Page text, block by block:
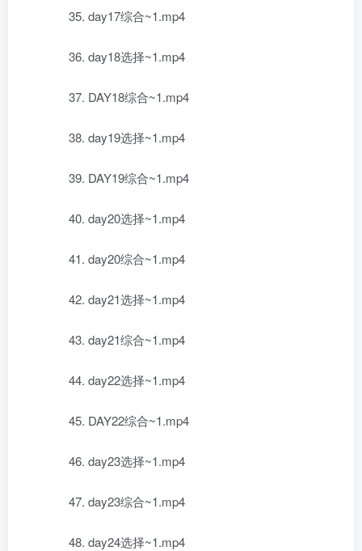
35. day17综合~1.mp4
36. day18选择~1.mp4
37. DAY18综合~1.mp4
38. day19选择~1.mp4
39. DAY19综合~1.mp4
40. day20选择~1.mp4
41. day20综合~1.mp4
42. day21选择~1.mp4
43. day21综合~1.mp4
44. day22选择~1.mp4
45. DAY22综合~1.mp4
46. day23选择~1.mp4
47. day23综合~1.mp4
48. day24选择~1.mp4